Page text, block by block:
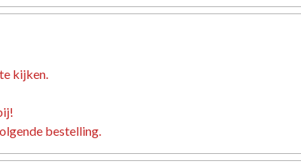
kijken.
bestelling.